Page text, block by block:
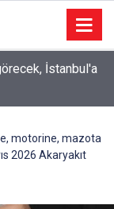
İstanbul'a
motorine, mazota
2026 Akaryakıt